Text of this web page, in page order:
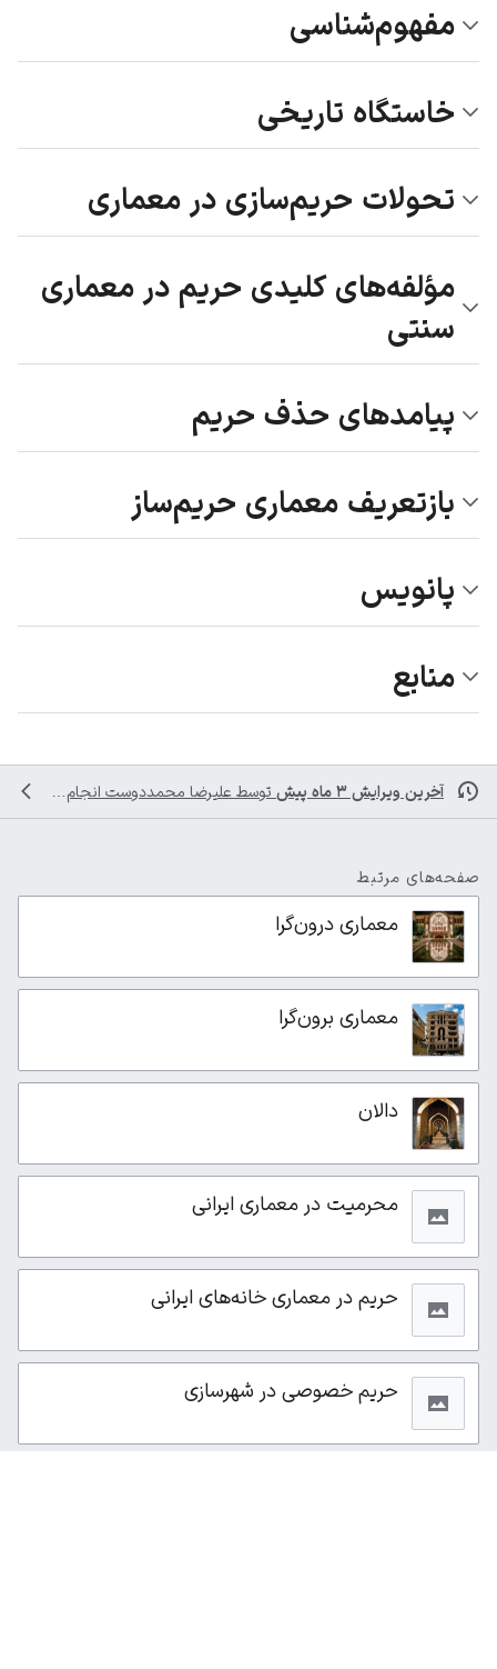
مفهوم‌شناسی
خاستگاه تاریخی
تحولات حریم‌سازی در معماری
مؤلفه‌های کلیدی حریم در معماری
سنتی
پیامدهای حذف حریم
بازتعریف معماری حریم‌ساز
پانویس
منابع
آخرین ویرایش ۳ ماه پیش توسط علیرضا محمددوست انجام شده است
صفحه‌های مرتبط
معماری درون‌گرا
معماری برون‌گرا
دالان
محرمیت در معماری ایرانی
حریم در معماری خانه‌های ایرانی
حریم خصوصی در شهرسازی